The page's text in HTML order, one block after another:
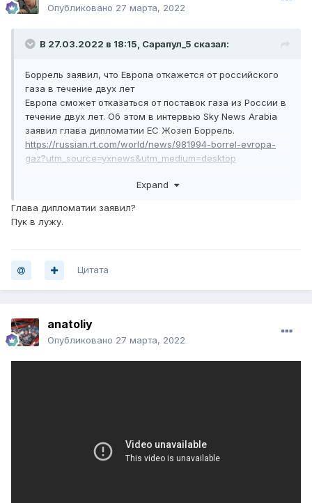
Опубликовано 27 марта, 2022
В 27.03.2022 в 18:15, Сарапул_5 сказал:
Боррель заявил, что Европа откажется от российского
газа в течение двух лет
Европа сможет отказаться от поставок газа из России в
течение двух лет. Об этом в интервью Sky News Arabia
заявил глава дипломатии ЕС Жозеп Боррель.
https://russian.rt.com/world/news/981994-borrel-evropa-
gaz?utm_source=yxnews&utm_medium=desktop
https://youtu.be/fo7bJpI0eFkExpand
Глава дипломатии заявил?
Пук в лужу.
Цитата
anatoliy
Опубликовано 27 марта, 2022